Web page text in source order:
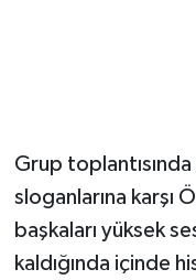
Grup
sloganlarına karşı
başkaları yüksek
kaldığında içinde